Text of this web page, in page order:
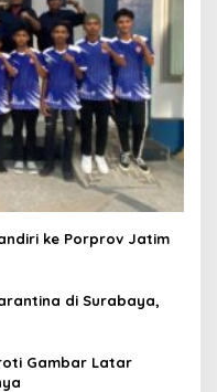
ke Porprov Jatim
di Surabaya,
Gambar Latar